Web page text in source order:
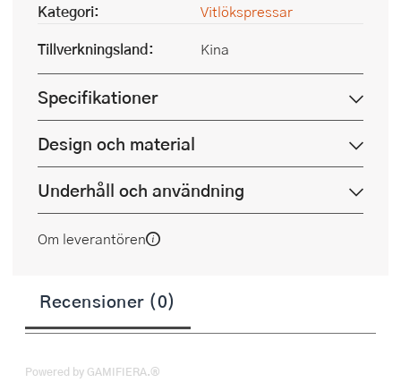
Kategori:
Vitlökspressar
Tillverkningsland:
Kina
Specifikationer
Design och material
Underhåll och användning
Om leverantören
Recensioner (0)
Powered by GAMIFIERA.®